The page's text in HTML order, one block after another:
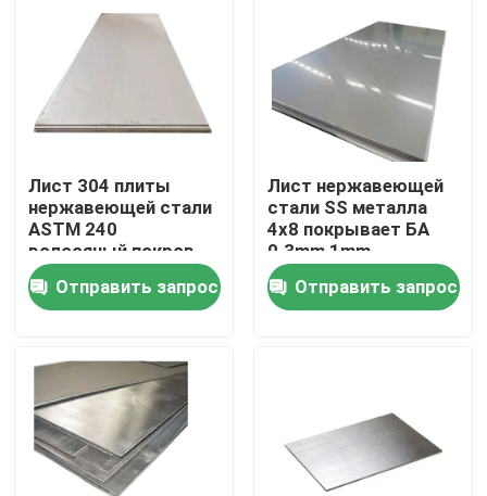
Продукция
Труба круга нержавеющей стали
Труба сваренная нержавеющей сталью
Труба нержавеющей стали безшовная
Гальванизированная труба стали
Плита листа нержавеющей стали
Лист 304 плиты
нержавеющей стали
ASTM 240
волосяный покров
316 321 1 до 6mm
Отправить запрос
Лист нержавеющей
стали SS металла
4x8 покрывает БА
0.3mm 1mm
Отправить запрос